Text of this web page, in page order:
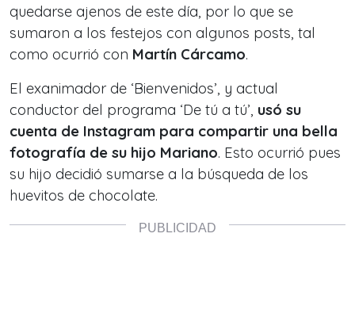
quedarse ajenos de este día, por lo que se
sumaron a los festejos con algunos posts, tal
como ocurrió con Martín Cárcamo.
El exanimador de ‘Bienvenidos’, y actual
conductor del programa ‘De tú a tú’, usó su
cuenta de Instagram para compartir una bella
fotografía de su hijo Mariano. Esto ocurrió pues
su hijo decidió sumarse a la búsqueda de los
huevitos de chocolate.